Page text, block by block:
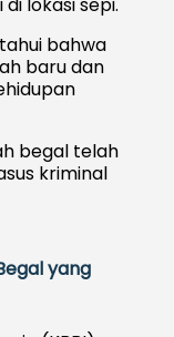
bahwa
baru dan
begal telah
kriminal
yang